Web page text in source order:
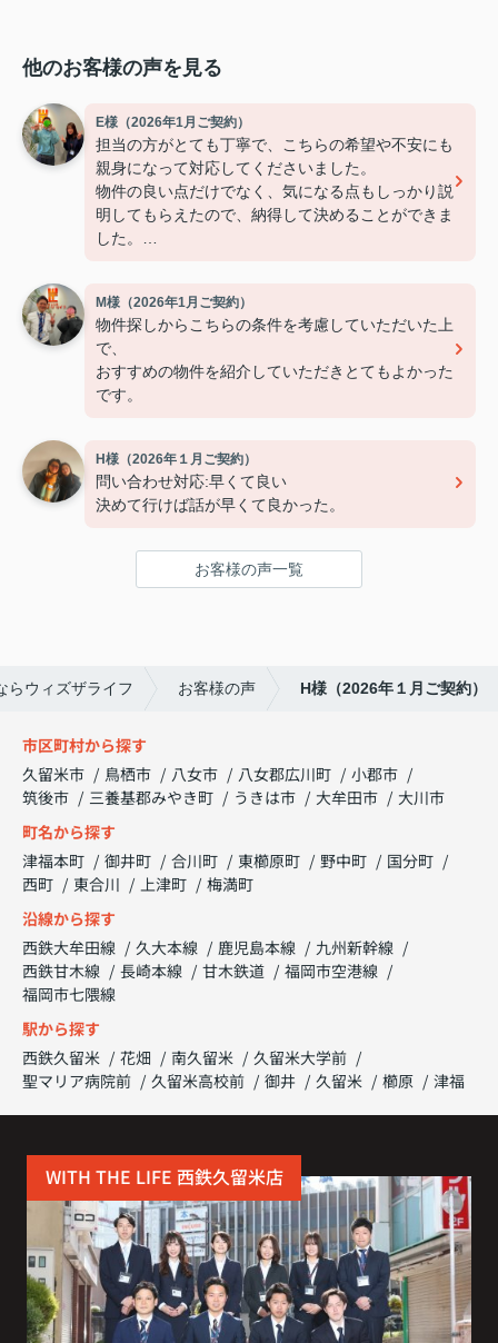
他のお客様の声を見る
E様（2026年1月ご契約）
担当の方がとても丁寧で、こちらの希望や不安にも
親身になって対応してくださいました。
物件の良い点だけでなく、気になる点もしっかり説
明してもらえたので、納得して決めることができま
した。
また引っ越しの機会があれば、ぜひお願いしたいで
す。
M様（2026年1月ご契約）
物件探しからこちらの条件を考慮していただいた上
で、
おすすめの物件を紹介していただきとてもよかった
です。
H様（2026年１月ご契約）
問い合わせ対応:早くて良い
決めて行けば話が早くて良かった。
お客様の声一覧
らウィズザライフ お客様の声 H様（2026年１月ご契約）
市区町村から探す
久留米市
鳥栖市 八女市 八女郡広川町
小郡市
筑後市
三養基郡みやき町 うきは市 大牟田市
大川市
町名から探す
津福本町
御井町 合川町 東櫛原町 野中町
国分町
西町
東合川 上津町
梅満町
沿線から探す
西鉄大牟田線
久大本線 鹿児島本線
九州新幹線
西鉄甘木線
長崎本線 甘木鉄道
福岡市空港線
福岡市七隈線
駅から探す
西鉄久留米
花畑 南久留米
久留米大学前
聖マリア病院前
久留米高校前 御井 久留米 櫛原 津福
WITH THE LIFE 西鉄久留米店